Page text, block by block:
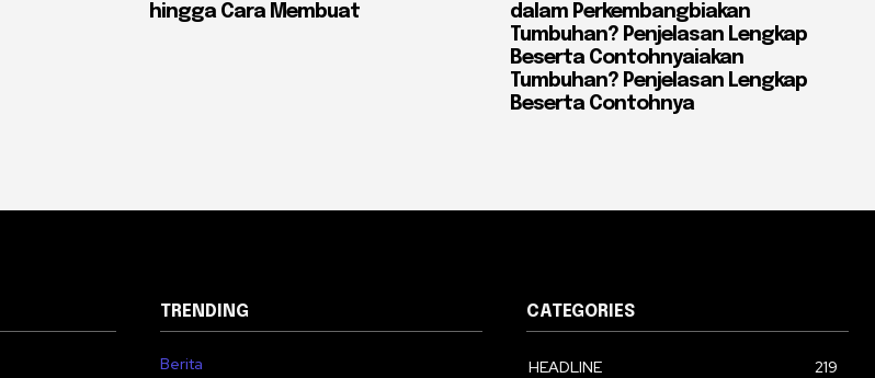
hingga Cara Membuat
dalam Perkembangbiakan
Tumbuhan? Penjelasan Lengkap
Beserta Contohnyaiakan
Tumbuhan? Penjelasan Lengkap
Beserta Contohnya
TRENDING
Berita
CATEGORIES
HEADLINE
219